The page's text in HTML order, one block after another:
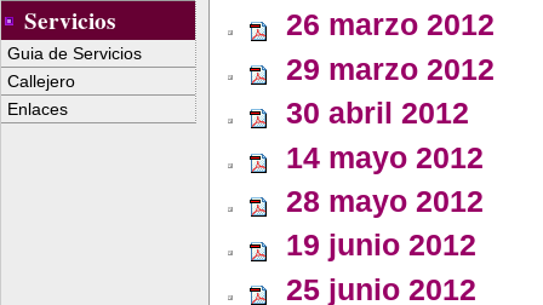
Servicios
Guia de Servicios
Callejero
Enlaces
26 marzo 2012
29 marzo 2012
30 abril 2012
14 mayo 2012
28 mayo 2012
19 junio 2012
25 junio 2012